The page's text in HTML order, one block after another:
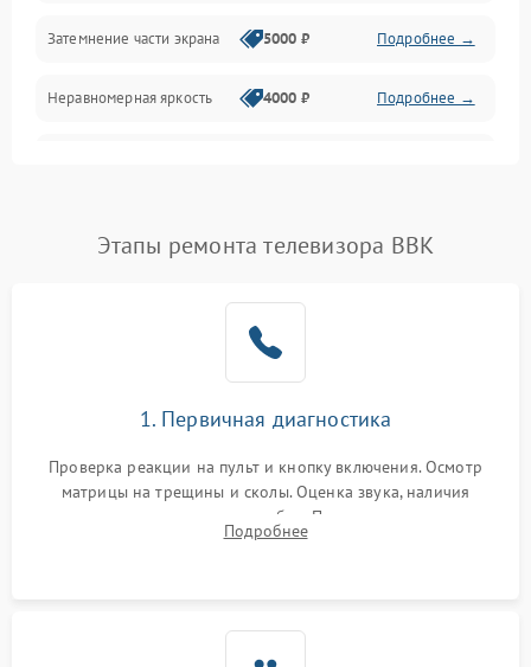
Механические повреждения
Программное обеспечение
Сеть и подключения
Затемнение части экрана 5000 ₽ Подробнее →
Неравномерная яркость 4000 ₽ Подробнее →
Этапы ремонта телевизора BBK
1. Первичная диагностика
Проверка реакции на пульт и кнопку включения. Осмотр
матрицы на трещины и сколы. Оценка звука, наличия
подсветки и индикаторов ошибок. Подключение тестовых
источников сигнала для выявления симптомов поломки.
Подробнее